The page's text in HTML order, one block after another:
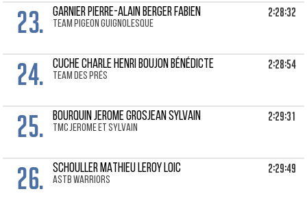
23. GARNIER PIERRE-ALAIN Berger Fabien
Team pigeon guignolesque
2:28:32
24. CUCHE CHARLE HENRI Boujon Bénédicte
Team des prés
2:28:54
25. BOURQUIN JEROME Grosjean Sylvain
TMC Jerome et Sylvain
2:29:31
26. SCHOULLER MATHIEU Leroy Loic
ASTB warriors
2:29:49